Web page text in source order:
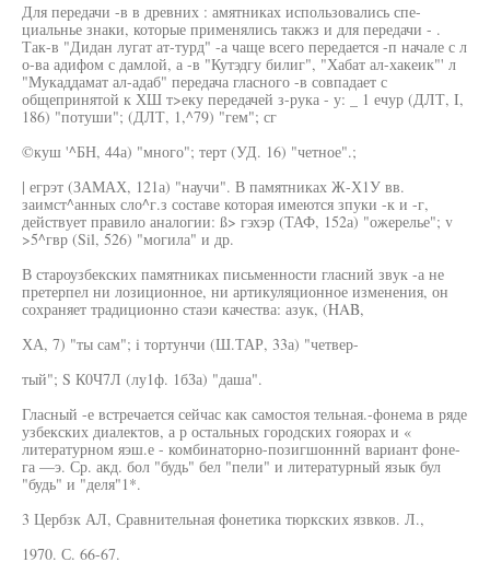
Для передачи -в в древних : амятниках использовались спе-
циальнье знаки, которые применялись такжз и для передачи - .
Так-в "Дидан лугат ат-турд" -а чаще всего передается -п начале с л
о-ва адифом с дамлой, а -в "Кутэдгу билиг", "Хабат ал-хакеик"' л
"Мукаддамат ал-адаб" передача гласного -в совпадает с
общепринятой к ХШ т>еку передачей з-рука - у: _ 1 ечур (ДЛТ, I,
186) "потуши"; (ДЛТ, 1,^79) "гем"; сг
©куш '^БН, 44а) "много"; терт (УД. 16) "четное".;
| егрэт (ЗАМАХ, 121а) "научи". В памятниках Ж-Х1У вв.
заимст^анных сло^г.з составе которая имеются зпуки -к и -г,
действует правило аналогии: ß> гэхэр (ТАФ, 152а) "ожерелье"; v
>5^гвр (Sil, 526) "могила" и др.
В староузбекских памятниках письменности гласний звук -а не
претерпел ни лозиционное, ни артикуляционное изменения, он
сохраняет традиционно стаэи качества: азук, (HAB,
ХА, 7) "ты сам"; i тортунчи (Ш.ТАР, 33а) "четвер-
тый"; S К0Ч7Л (лу1ф. 1бЗа) "даша".
Гласный -е встречается сейчас как самостоя тельная.-фонема в ряде
узбекских диалектов, а р остальных городских гояорах и «
литературном яэш.е - комбинаторно-позигшонннй вариант фоне-
га —э. Ср. акд. бол "будь" бел "пели" и литературный язык бул
"будь" и "деля"1*.
3 Цербзк АЛ, Сравнительная фонетика тюркских язвков. Л.,
1970. С. 66-67.